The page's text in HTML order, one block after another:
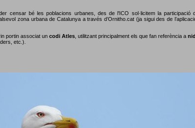
censar bé les poblacions urbanes, des de l'ICO sol·licitem la participació
zona urbana de Catalunya a través d’Ornitho.cat (ja sigui des de
portin associat un codi Atles , utilitzant principalment els que fan referència a
etc.).